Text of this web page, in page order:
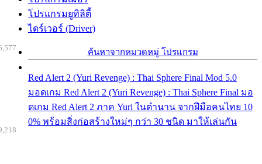
โปรแกรมยูทิลิตี้
ไดร์เวอร์ (Driver)
ค้นหาจากหมวดหมู่ โปรแกรม
Red Alert 2 (Yuri Revenge) : Thai Sphere Final Mod 5.0
มอดเกม Red Alert 2 (Yuri Revenge) : Thai Sphere Final มอ
ดเกม Red Alert 2 ภาค Yuri ในตำนาน จากฝีมือคนไทย 10
0% พร้อมสิ่งก่อสร้างใหม่ๆ กว่า 30 ชนิด มาให้เล่นกัน